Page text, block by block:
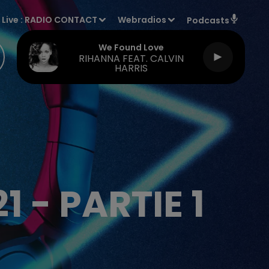
Live :RADIO CONTACT Webradios Podcasts
We Found Love
RIHANNA FEAT. CALVIN
HARRIS
- PARTIE 1